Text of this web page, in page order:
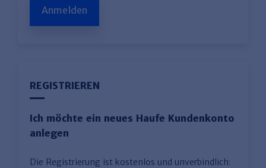
Anmelden
REGISTRIEREN
Ich möchte ein neues Haufe Kundenkonto
anlegen
Die Registrierung ist kostenlos und unverbindlich: